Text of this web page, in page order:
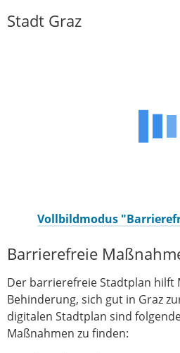
Stadt Graz
Vollbildmodus
Barrierefreie
Der barrierefreie Stadtplan hilft
Behinderung, sich gut in Graz
digitalen Stadtplan sind
Maßnahmen zu finden: